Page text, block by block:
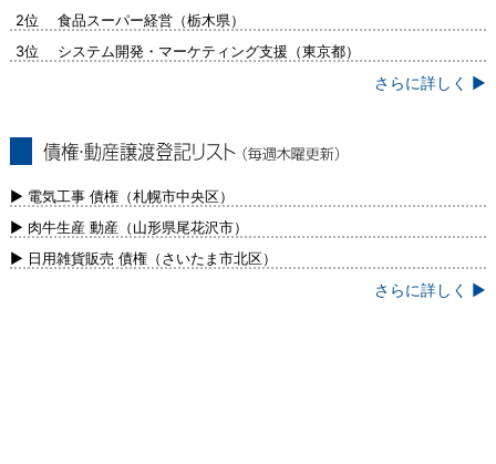
2位 食品スーパー経営（栃木県）
3位 システム開発・マーケティング支援（東京都）
さらに詳しく ▶
新）
▶ 電気工事 債権（札幌市中央区）
▶ 肉牛生産 動産（山形県尾花沢市）
▶ 日用雑貨販売 債権（さいたま市北区）
さらに詳しく ▶